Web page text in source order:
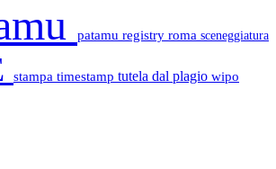
patamu registry roma sceneggiatura
stampa timestamp tutela dal plagio wipo